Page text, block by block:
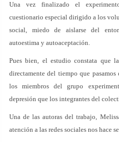
Una vez finalizado el
cuestionario especial dirigido a los
social, miedo de aislarse del
autoestima y autoaceptación.
Pues bien, el estudio constata que
directamente del tiempo que pasamos
los miembros del grupo
depresión que los integrantes del
Una de las autoras del trabajo,
atención a las redes sociales nos hace